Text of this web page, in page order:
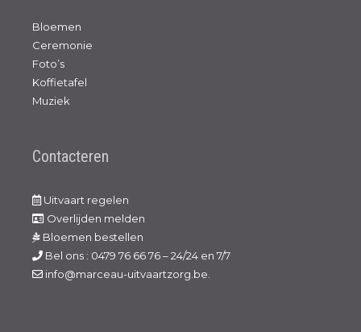
Bloemen
Ceremonie
Foto’s
Koffietafel
Muziek
Contacteren
Uitvaart regelen
Overlijden melden
Bloemen bestellen
Bel ons : 0479 76 66 76 – 24/24 en 7/7
info@marceau-uitvaartzorg.be.